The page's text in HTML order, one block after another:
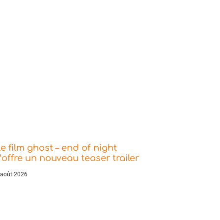
film ghost – end of night
un nouveau teaser trailer
2026